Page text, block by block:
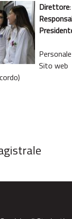
Direttore:
Sito web​